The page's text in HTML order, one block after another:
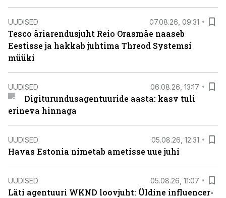
UUDISED 07.08.26, 09:31
Tesco äriarendusjuht Reio Orasmäe naaseb
Eestisse ja hakkab juhtima Threod Systemsi
müüki
UUDISED 06.08.26, 13:17
Digiturundusagentuuride aasta: kasv tuli
erineva hinnaga
UUDISED 05.08.26, 12:31
Havas Estonia nimetab ametisse uue juhi
UUDISED 05.08.26, 11:07
Läti agentuuri WKND loovjuht: Üldine influencer-